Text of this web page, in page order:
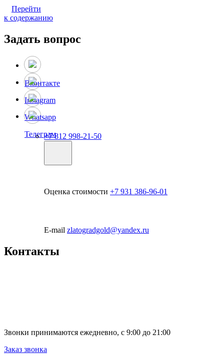
Перейти
к содержанию
Задать вопрос
Вконтакте
Instagram
Whatsapp
Телеграм+7 812 998-21-50
Оценка стоимости +7 931 386-96-01
E-mail zlatogradgold@yandex.ru
Контакты
Звонки принимаются ежедневно, с 9:00 до 21:00
Заказ звонка